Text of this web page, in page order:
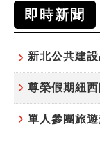
即時新聞